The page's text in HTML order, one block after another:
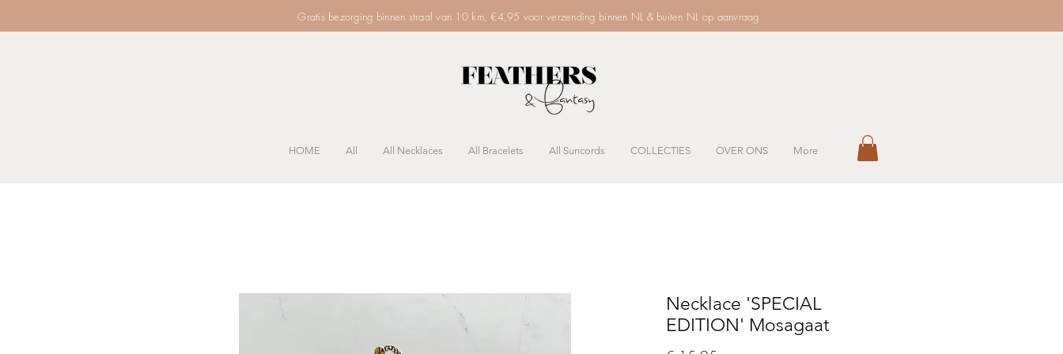
Gratis bezorging binnen straal van 10 km, €4,95 voor verzending binnen NL & buiten NL op aanvraag
HOME All All Necklaces All Bracelets All Suncords COLLECTIES OVER ONS More
Necklace 'SPECIAL
EDITION' Mosagaat